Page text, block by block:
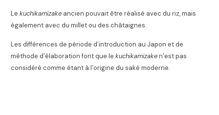
Lekuchikamizake ancien pouvait être réalisé avec du riz, mais
également avec du millet ou des châtaignes.
Les différences de période d’introduction au Japon et de
méthode d’élaboration font que lekuchikamizaken’est pas
considéré comme étant à l’origine du saké moderne.